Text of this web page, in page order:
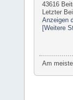
43616
Letzter
Anzeigen
[Weitere
Am